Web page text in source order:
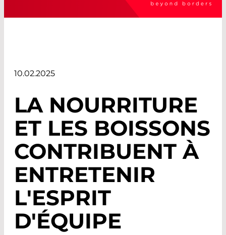
10.02.2025
LA NOURRITURE
ET LES BOISSONS
CONTRIBUENT À
ENTRETENIR
L'ESPRIT
D'ÉQUIPE